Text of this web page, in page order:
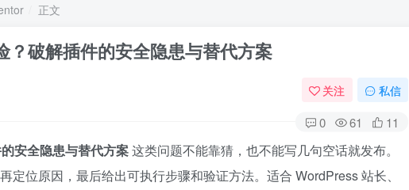
正文
破解插件的安全隐患与替代方案
关注 私信
0 61 11
安全隐患与替代方案这类问题不能靠猜，也不能写几句空话就发布。
位原因，最后给出可执行步骤和验证方法。适合 WordPress 站长、